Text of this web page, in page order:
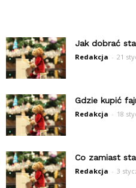
Jak dobrać
Redakcja - 21
Gdzie kupić
Redakcja - 18
Co zamiast
Redakcja - 3